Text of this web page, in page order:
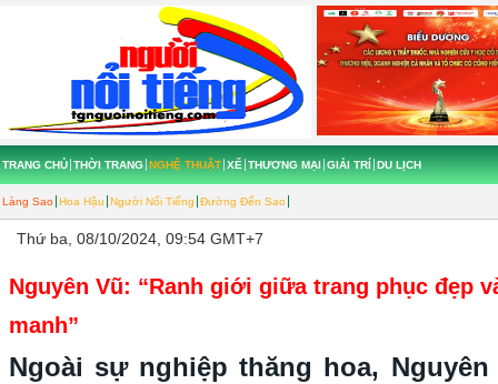
TRANG CHỦ THỜI TRANG NGHỆ THUẬT
Làng Sao Hoa Hậu Người Nổi Tiếng Đường Đến Sao
XẾ THƯƠNG MẠI GIẢI TRÍ DU LỊCH
Thứ ba, 08/10/2024, 09:54 GMT+7
Nguyên Vũ: “Ranh giới giữa trang phục đẹp
manh”
Ngoài sự nghiệp thăng hoa,